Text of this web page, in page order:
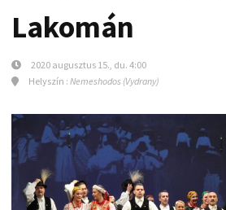
Lakomán
2020 augusztus 15., du. 4:00
Helyszín : Nemeshodos (Vydrany)